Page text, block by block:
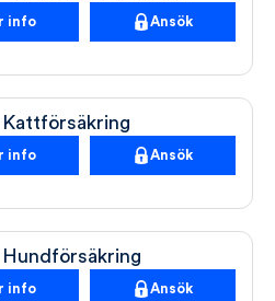
info Ansök
Kattförsäkring
info Ansök
info Ansök